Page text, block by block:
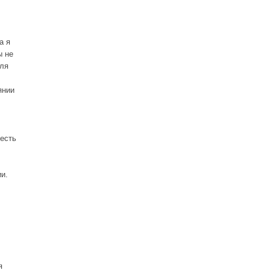
я
не